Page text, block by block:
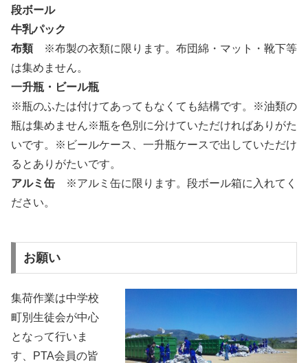
段ボール
牛乳パック
布類※布製の衣類に限ります。布団綿・マット・靴下等
は集めません。
一升瓶・ビール瓶
※瓶のふたは付けてあってもなくても結構です。※油類の
瓶は集めません※瓶を色別に分けていただければありがた
いです。※ビールケース、一升瓶ケースで出していただけ
るとありがたいです。
アルミ缶 ※アルミ缶に限ります。段ボール箱に入れてく
ださい。
お願い
集荷作業は中学校
町別生徒会が中心
となって行いま
す、PTA会員の皆